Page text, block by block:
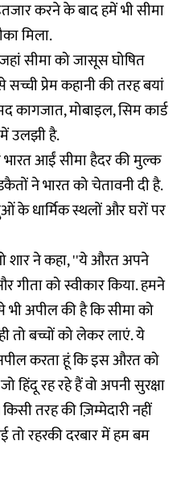
करने के बाद हमें भी सीमा
मिला.
सीमा को जासूस घोषित
प्रेम कहानी की तरह बयां
कागजात, मोबाइल, सिम कार्ड
उलझी है.
भारत आईं सीमा हैदर की मुल्क
ने भारत को चेतावनी दी है.
के धार्मिक स्थलों और घरों पर
शार ने कहा, ''ये औरत अपने
गीता को स्वीकार किया. हमने
अपील की है कि सीमा को
तो बच्चों को लेकर लाएं. ये
करता हूं कि इस औरत को
हिंदू रह रहे हैं वो अपनी सुरक्षा
तरह की ज़िम्मेदारी नहीं
रहरकी दरबार में हम बम